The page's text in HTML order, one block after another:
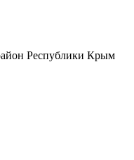
Республики Крым